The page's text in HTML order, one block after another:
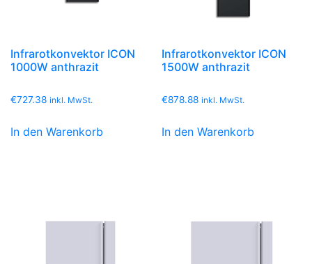
Infrarotkonvektor ICON
1000W anthrazit
€727.38 inkl. MwSt.
In den Warenkorb
Infrarotkonvektor ICON
1500W anthrazit
€878.88 inkl. MwSt.
In den Warenkorb